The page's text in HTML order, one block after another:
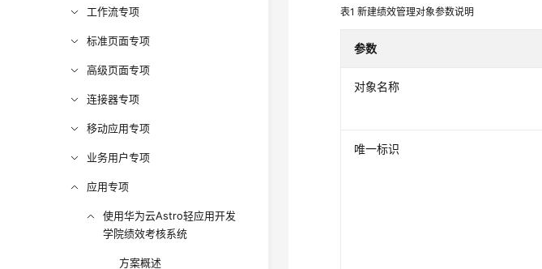
工作流专项
标准页面专项
高级页面专项
连接器专项
移动应用专项
业务用户专项
应用专项
使用华为云Astro轻应用开发
学院绩效考核系统
方案概述
表1新建绩效管理对象参数说明
参数
对象名称
唯一标识